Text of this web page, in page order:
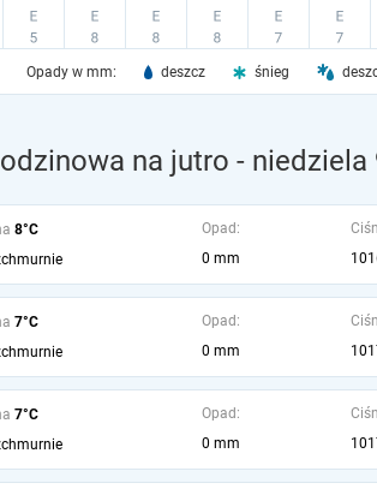
Opady w mm: deszcz śnieg
na jutro - niedziela
8°C
Opad:
0 mm
7°C
Opad:
0 mm
7°C
Opad:
0 mm